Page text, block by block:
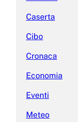
Caserta
Cibo
Cronaca
Economia
Eventi
Meteo